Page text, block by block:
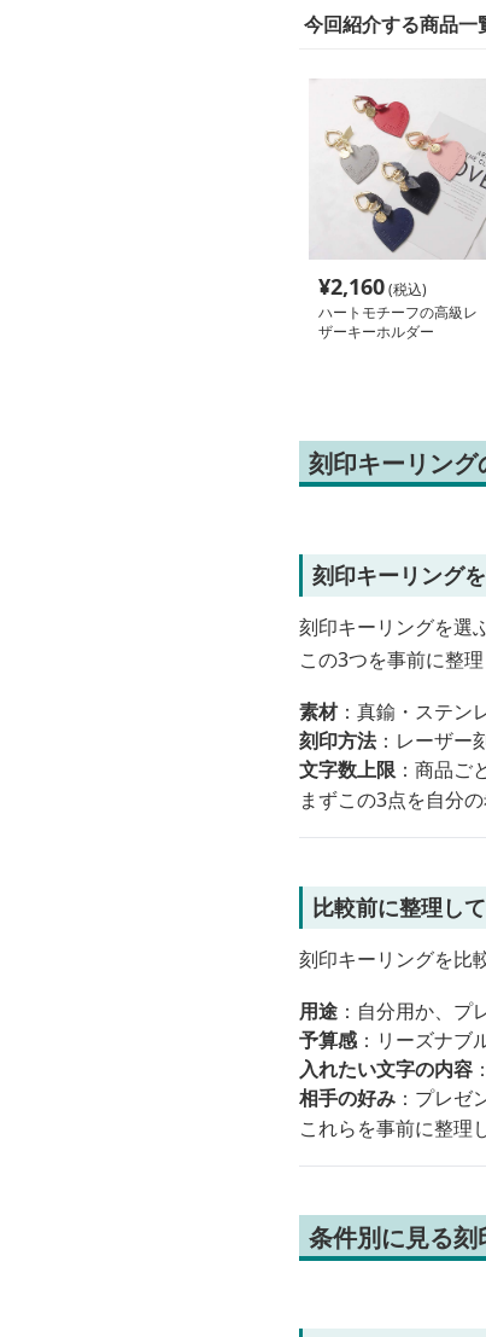
今回紹介する商品一
¥2,160(税込)
ハートモチーフの高級レ
ザーキーホルダー
刻印キーリング
刻印キーリング
刻印キーリングを選
この3つを事前に整
素材：真鍮・ステン
刻印方法：レーザー
文字数上限 ：商品
まずこの3点を自分
比較前に整理し
刻印キーリングを比
用途 ：自分用か、プ
予算感：リーズナブ
入れたい文字の内容
相手の好み ：プレゼ
これらを事前に整理
条件別に見る刻